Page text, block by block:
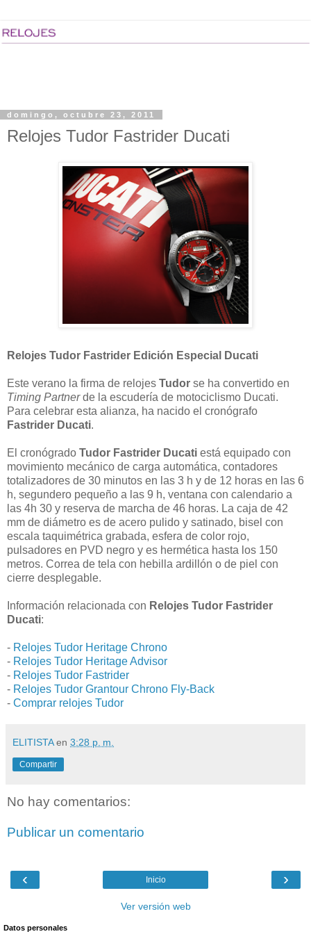
domingo, octubre 23, 2011
Relojes Tudor Fastrider Ducati
Relojes Tudor Fastrider Edición Especial Ducati
Este verano la firma de relojes Tudor se ha convertido en
Timing Partnerde la escudería de motociclismo Ducati.
Para celebrar esta alianza, ha nacido el cronógrafo
Fastrider Ducati.
El cronógrado Tudor Fastrider Ducati está equipado con
movimiento mecánico de carga automática, contadores
totalizadores de 30 minutos en las 3 h y de 12 horas en las 6
h, segundero pequeño a las 9 h, ventana con calendario a
las 4h 30 y reserva de marcha de 46 horas. La caja de 42
mm de diámetro es de acero pulido y satinado, bisel con
escala taquimétrica grabada, esfera de color rojo,
pulsadores en PVD negro y es hermética hasta los 150
metros. Correa de tela con hebilla ardillón o de piel con
cierre desplegable.
Información relacionada con Relojes Tudor Fastrider
Ducati:
- Relojes Tudor Heritage Chrono
- Relojes Tudor Heritage Advisor
- Relojes Tudor Fastrider
- Relojes Tudor Grantour Chrono Fly-Back
- Comprar relojes Tudor
ELITISTA en 3:28 p. m.
Compartir
No hay comentarios:
Publicar un comentario
‹ ›
Inicio
Ver versión web
Datos personales